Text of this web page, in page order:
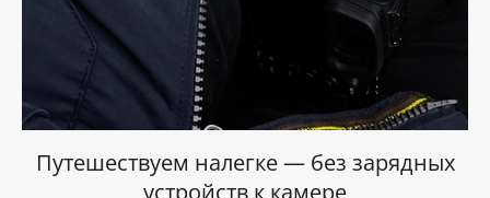
Путешествуем налегке — без зарядных
устройств к камере